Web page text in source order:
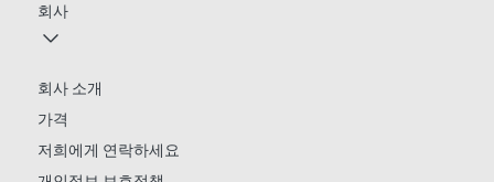
회사
회사 소개
가격
저희에게 연락하세요